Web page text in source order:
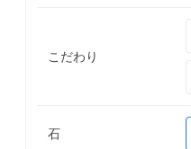
こだわり
石